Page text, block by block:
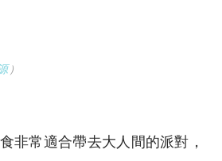
）
非常適合帶去大人間的派對，